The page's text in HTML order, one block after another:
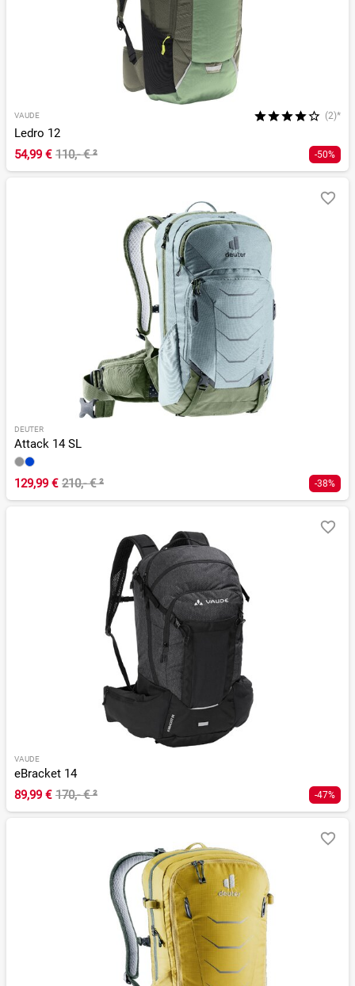
VAUDE (2)*
Ledro 12
54,99 € 110,- €² -50%
DEUTER
Attack 14 SL
129,99 € 210,- €² -38%
VAUDE
eBracket 14
89,99 € 170,- €² -47%